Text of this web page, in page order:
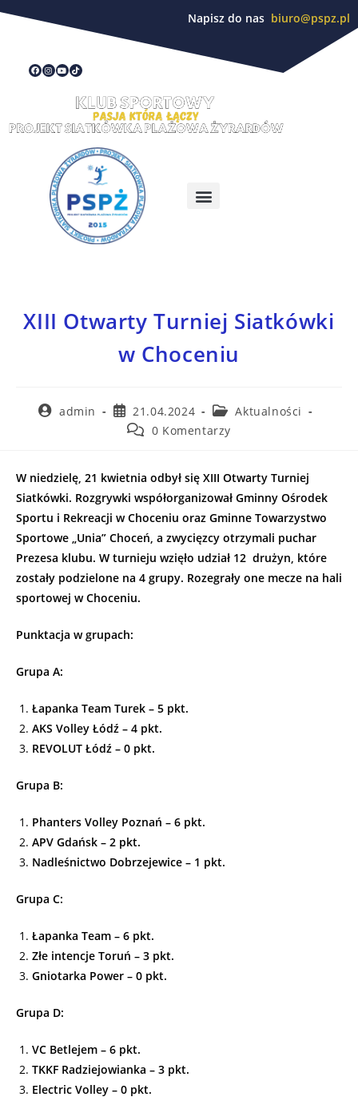
Napisz do nas biuro@pspz.pl
XIII Otwarty Turniej Siatkówki
w Choceniu
admin 21.04.2024
Aktualności
0 Komentarzy
W niedzielę, 21 kwietnia odbył się XIII Otwarty Turniej
Siatkówki. Rozgrywki współorganizował Gminny Ośrodek
Sportu i Rekreacji w Choceniu oraz Gminne Towarzystwo
Sportowe „Unia” Choceń, a zwycięzcy otrzymali puchar
Prezesa klubu. W turnieju wzięło udział 12 drużyn, które
zostały podzielone na 4 grupy. Rozegrały one mecze na hali
sportowej w Choceniu.
Punktacja w grupach:
Grupa A:
Łapanka Team Turek – 5 pkt.
AKS Volley Łódź – 4 pkt.
REVOLUT Łódź – 0 pkt.
Grupa B:
Phanters Volley Poznań – 6 pkt.
APV Gdańsk – 2 pkt.
Nadleśnictwo Dobrzejewice – 1 pkt.
Grupa C:
Łapanka Team – 6 pkt.
Złe intencje Toruń – 3 pkt.
Gniotarka Power – 0 pkt.
Grupa D:
VC Betlejem – 6 pkt.
TKKF Radziejowianka – 3 pkt.
Electric Volley – 0 pkt.